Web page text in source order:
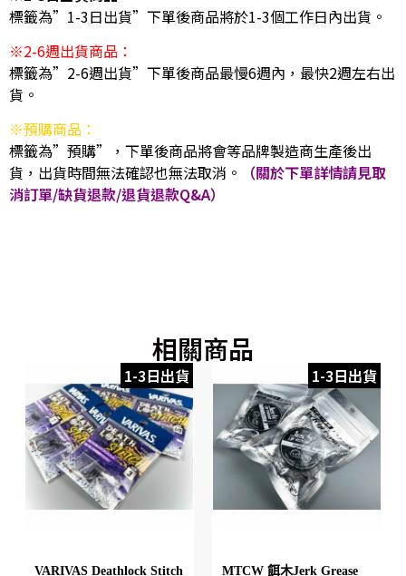
標籤為”1-3日出貨”下單後商品將於1-3個工作日內出貨。
※2-6週出貨商品：
標籤為”2-6週出貨”下單後商品最慢6週內，最快2週左右出
貨。
※預購商品：
標籤為”預購”，下單後商品將會等品牌製造商生產後出
貨，出貨時間無法確認也無法取消。
（關於下單詳情請見取
消訂單/缺貨退款/退貨退款Q&A）
相關商品
1-3日出貨
VARIVAS Deathlock Stitch
1-3日出貨
MTCW 餌木Jerk Grease